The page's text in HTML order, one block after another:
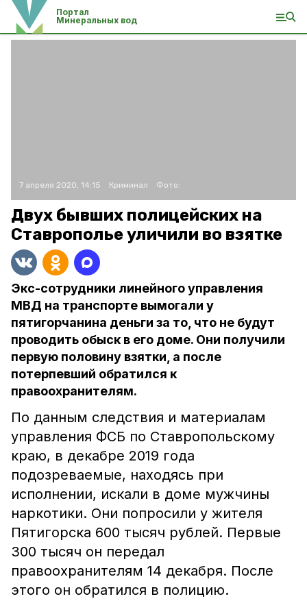
Портал
Минеральных вод
7 апреля 2020, 14:15 Криминал Фото:
Двух бывших полицейских на
Ставрополье уличили во взятке
Экс-сотрудники линейного управления
МВД на транспорте вымогали у
пятигорчанина деньги за то, что не будут
проводить обыск в его доме. Они получили
первую половину взятки, а после
потерпевший обратился к
правоохранителям.
По данным следствия и материалам
управления ФСБ по Ставропольскому
краю, в декабре 2019 года
подозреваемые, находясь при
исполнении, искали в доме мужчины
наркотики. Они попросили у жителя
Пятигорска 600 тысяч рублей. Первые
300 тысяч он передал
правоохранителям 14 декабря. После
этого он обратился в полицию.